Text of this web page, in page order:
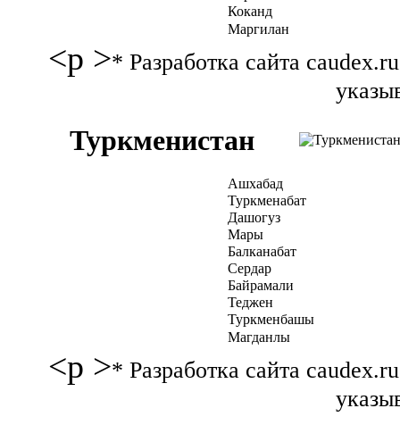
Коканд
Маргилан
<p >* Разработка сайта
Туркменистан
Ашхабад
Туркменабат
Дашогуз
Мары
Балканабат
Сердар
Байрамали
Теджен
Туркменбашы
Магданлы
<p >* Разработка сайта